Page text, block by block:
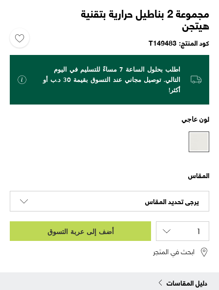
مجموعة 2 بناطيل حرارية بتقنية
هيتجن
كود المنتج T149483
اطلب بحلول الساعة 7 مساءً للتسليم في اليوم
التالي. توصيل مجاني عند التسوق بقيمة 30 د.ب أو
أكثر!
لون عاجي
المقاس
يرجى تحديد المقاس
أضف إلى عربة التسوق
ابحث في المتجر
دليل المقاسات